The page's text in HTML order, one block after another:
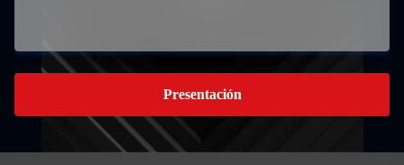
Presentación